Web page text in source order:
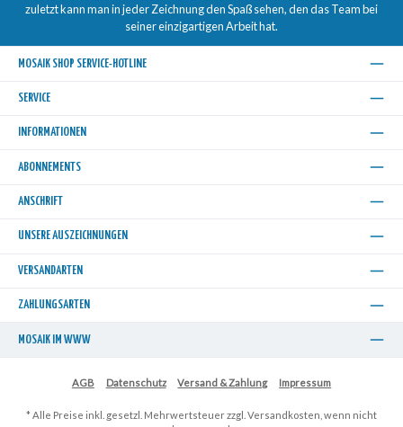
zuletzt kann man in jeder Zeichnung den Spaß sehen, den das Team bei
seiner einzigartigen Arbeit hat.
MOSAIK SHOP SERVICE-HOTLINE
SERVICE
INFORMATIONEN
ABONNEMENTS
ANSCHRIFT
UNSERE AUSZEICHNUNGEN
VERSANDARTEN
ZAHLUNGSARTEN
MOSAIK IM WWW
AGB Datenschutz Versand & Zahlung Impressum
* Alle Preise inkl. gesetzl. Mehrwertsteuer zzgl. Versandkosten , wenn nicht